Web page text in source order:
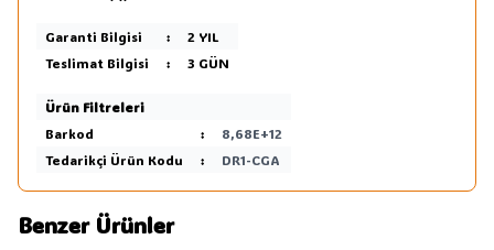
Garanti Bilgisi :
2 YIL
Teslimat Bilgisi
: 3 GÜN
Ürün Filtreleri
Barkod
:
8,68E+12
Tedarikçi Ürün Kodu
: DR1-CGA
Benzer Ürünler